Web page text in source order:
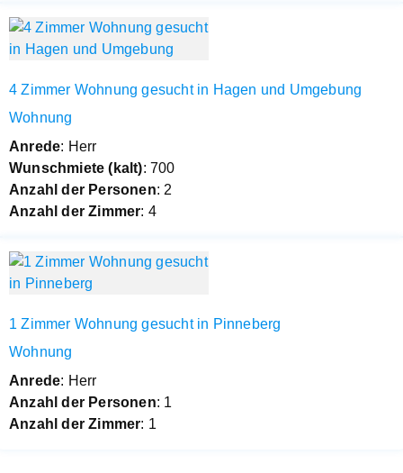
4 Zimmer Wohnung gesucht in Hagen und Umgebung
Wohnung
Anrede: Herr
Wunschmiete (kalt): 700
Anzahl der Personen: 2
Anzahl der Zimmer: 4
1 Zimmer Wohnung gesucht in Pinneberg
Wohnung
Anrede: Herr
Anzahl der Personen: 1
Anzahl der Zimmer: 1